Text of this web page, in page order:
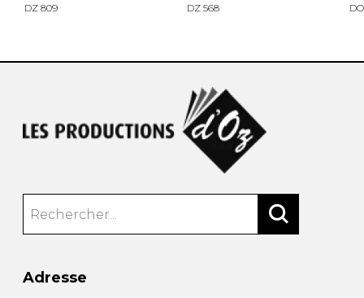
DZ 809
DZ 568
Adresse